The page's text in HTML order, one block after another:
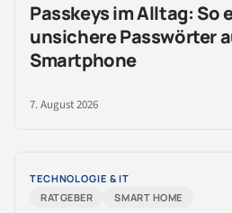
Passkeys im Alltag: So
unsichere Passwörter
Smartphone
7. August 2026
TECHNOLOGIE & IT
RATGEBER
SMART HOME